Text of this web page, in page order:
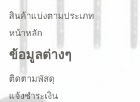
สินค้าแบ่งตามประเภท
หน้าหลัก
ข้อมูลต่างๆ
ติดตามพัสดุ
แจ้งชำระเงิน